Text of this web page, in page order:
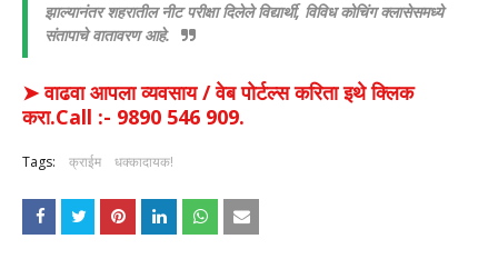
झाल्यानंतर शहरातील नीट परीक्षा दिलेले विद्यार्थी, विविध कोचिंग क्लासेसमध्ये
संतापाचे वातावरण आहे.
➤ वाढवा आपला व्यवसाय / वेब पोर्टल्स करिता इथे क्लिक
करा.Call :- 9890 546 909.
Tags: क्राईम धक्कादायक!